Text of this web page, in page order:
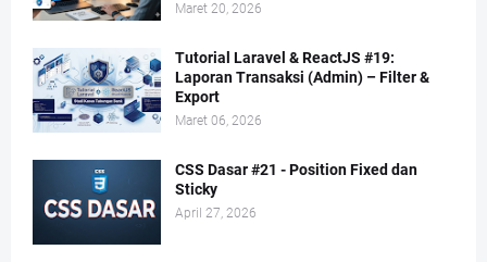
Maret 20, 2026
Tutorial Laravel & ReactJS #19:
Laporan Transaksi (Admin) – Filter &
Export
Maret 06, 2026
CSS Dasar #21 - Position Fixed dan
Sticky
April 27, 2026